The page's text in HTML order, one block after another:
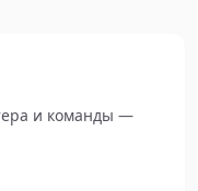
и команды —